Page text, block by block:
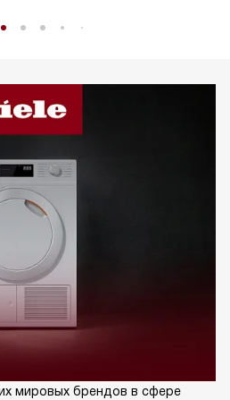
мировых брендов в сфере